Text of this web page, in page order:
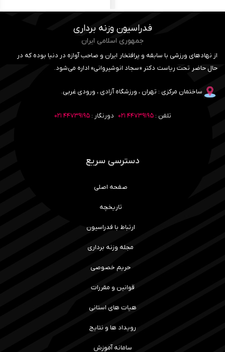
فدراسیون وزنه برداری
جمهوری اسلامی ایران
از نهادهای ورزشی با سابقه و پرافتخار ایران و صاحب آوازه در دنیا بوده که در
حال حاضر تحت ریاست دکتر «سجاد انوشیروانی» اداره می‌شود.
ساختمان مرکزی : تهران ، ورزشگاه آزادی ، ورودی غربی.
تلفن :۴۴۷۳۹۱۹۵ ۰۲۱ دورنگار :۴۴۷۳۹۱۹۵ ۰۲۱
دسترسی سریع
صفحه اصلی
تاریخچه
ارتباط با فدراسیون
مجله وزنه برداری
حریم خصوصی
قوانین و مقررات
هیات های استانی
رویداد ها و نتایج
سامانه آموزش